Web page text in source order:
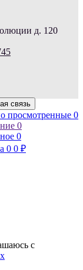
д. 120
связь
просмотренные 0
0
0
0 0 ₽
с